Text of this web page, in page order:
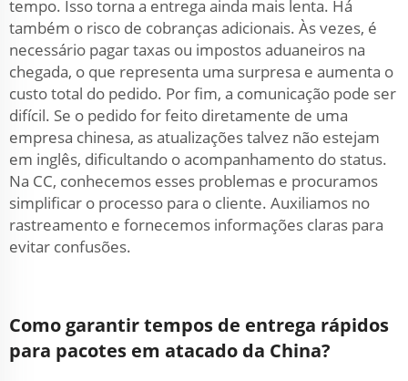
tempo. Isso torna a entrega ainda mais lenta. Há
também o risco de cobranças adicionais. Às vezes, é
necessário pagar taxas ou impostos aduaneiros na
chegada, o que representa uma surpresa e aumenta o
custo total do pedido. Por fim, a comunicação pode ser
difícil. Se o pedido for feito diretamente de uma
empresa chinesa, as atualizações talvez não estejam
em inglês, dificultando o acompanhamento do status.
Na CC, conhecemos esses problemas e procuramos
simplificar o processo para o cliente. Auxiliamos no
rastreamento e fornecemos informações claras para
evitar confusões.
Como garantir tempos de entrega rápidos
para pacotes em atacado da China?